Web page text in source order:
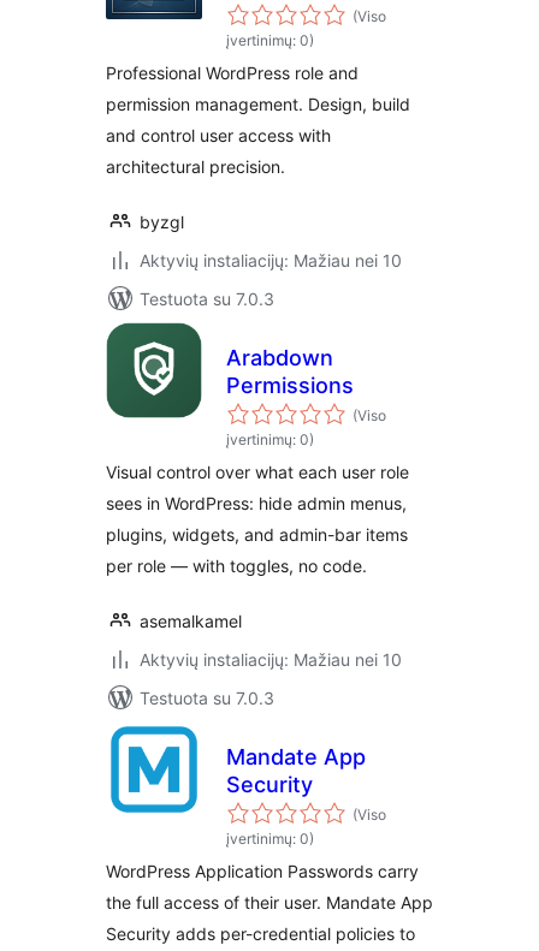
Manager
(Viso
įvertinimų: 0)
Professional WordPress role and
permission management. Design, build
and control user access with
architectural precision.
byzgl
Aktyvių instaliacijų: Mažiau nei 10
Testuota su 7.0.3
Arabdown
Permissions
(Viso
įvertinimų: 0)
Visual control over what each user role
sees in WordPress: hide admin menus,
plugins, widgets, and admin-bar items
per role — with toggles, no code.
asemalkamel
Aktyvių instaliacijų: Mažiau nei 10
Testuota su 7.0.3
Mandate App
Security
(Viso
įvertinimų: 0)
WordPress Application Passwords carry
the full access of their user. Mandate App
Security adds per-credential policies to